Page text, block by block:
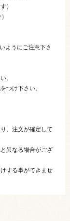
）
ようにご注意下さ
。
つけ下さい。
、注文が確定して
異なる場合がござ
する事ができませ